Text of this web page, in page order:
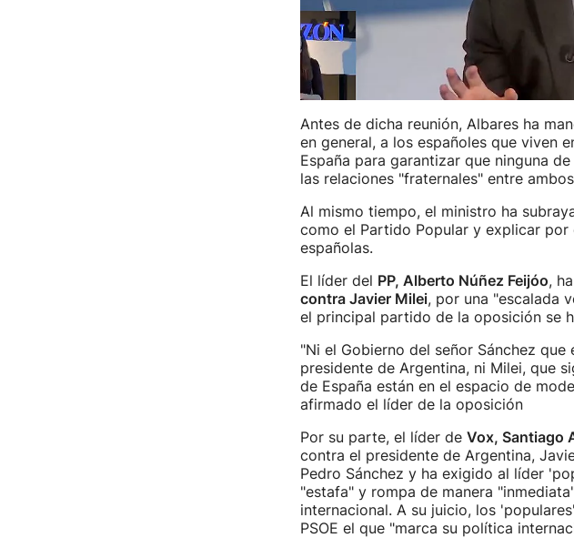
Antes de dicha reunión, Albares ha
en general, a los españoles que viven
España para garantizar que ninguna
las relaciones "fraternales" entre
Al mismo tiempo, el ministro ha
como el Partido Popular y explicar por
españolas.
El líder del PP, Alberto Núñez Feijóo,
contra Javier Milei, por una "escalada
el principal partido de la oposición se
"Ni el Gobierno del señor Sánchez
presidente de Argentina, ni Milei, que
de España están en el espacio de
afirmado el líder de la oposición
Por su parte, el líder de Vox, Santiago
contra el presidente de Argentina,
Pedro Sánchez y ha exigido al líder
"estafa" y rompa de manera
internacional. A su juicio, los
PSOE el que "marca su política